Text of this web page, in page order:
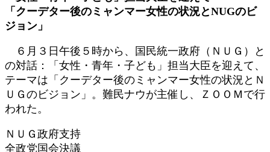
日
「クーデター後のミャンマー女性の状況とNUGのビ
ジョン」
６月３日午後５時から、国民統一政府（ＮＵＧ）と
の対話：「女性・青年・子ども」担当大臣を迎えて、
テーマは「クーデター後のミャンマー女性の状況とＮ
ＵＧのビジョン」。難民ナウが主催し、ＺＯＯＭで行
われた。
ＮＵＧ政府支持
全政党国会決議